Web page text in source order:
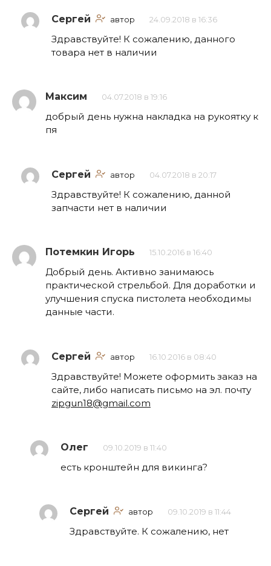
Сергей автор 24.09.2018 в 16:36
Здравствуйте! К сожалению, данного
товара нет в наличии
Максим 04.07.2018 в 19:16
добрый день нужна накладка на рукоятку к
пя
Сергей автор 04.07.2018 в 20:17
Здравствуйте! К сожалению, данной
запчасти нет в наличии
Потемкин Игорь 15.10.2016 в 16:40
Добрый день. Активно занимаюсь
практической стрельбой. Для доработки и
улучшения спуска пистолета необходимы
данные части.
Сергей автор 16.10.2016 в 08:40
Здравствуйте! Можете оформить заказ на
сайте, либо написать письмо на эл. почту
zipgun18@gmail.com
Олег 09.10.2019 в 11:40
есть кронштейн для викинга?
Сергей автор 09.10.2019 в 11:44
Здравствуйте. К сожалению, нет